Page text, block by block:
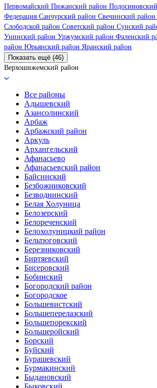
Первомайский Пижанский район
Федерация Санчурский район Свечинский район
Слободской район Советский район Сунский
Унинский район Уржумский район Фаленский
район Юрьянский район Яранский район
Показать ещё (46)
Верхошижемский район
Все районы
Адышевский
Азансолинский
Арбаж
Арбажский район
Аркуль
Архангельский
Афанасьево
Афанасьевский район
Байсинский
Безбожниковский
Безводнинский
Белая Холуница
Белозерский
Белореченский
Белохолуницкий район
Бельтюговский
Березниковский
Биртяевский
Бисеровский
Бобинский
Богородский район
Богородское
Большевистский
Большеперелазский
Большепорекский
Большеройский
Борский
Буйский
Бурашевский
Бурмакинский
Быдановский
Быковский